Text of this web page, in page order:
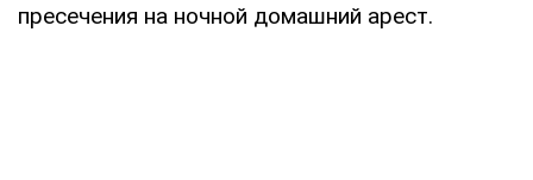
пресечения на ночной домашний арест.